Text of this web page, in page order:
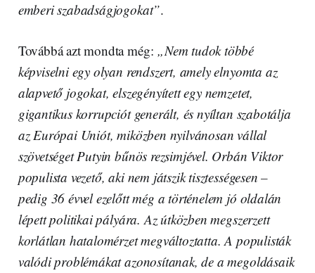
emberi szabadságjogokat”.
Továbbá azt mondta még: „Nem tudok többé
képviselni egy olyan rendszert, amely elnyomta az
alapvető jogokat, elszegényített egy nemzetet,
gigantikus korrupciót generált, és nyíltan szabotálja
az Európai Uniót, miközben nyilvánosan vállal
szövetséget Putyin bűnös rezsimjével. Orbán Viktor
populista vezető, aki nem játszik tisztességesen –
pedig 36 évvel ezelőtt még a történelem jó oldalán
lépett politikai pályára. Az útközben megszerzett
korlátlan hatalomérzet megváltoztatta. A populisták
valódi problémákat azonosítanak, de a megoldásaik